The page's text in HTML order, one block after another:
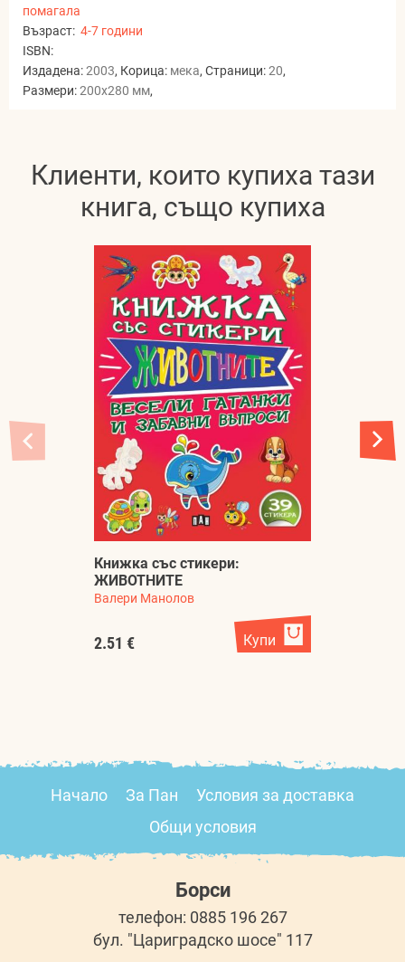
помагала
Възраст: 4-7 години
ISBN:
Издадена:2003, Корица: мека, Страници:20,
Размери:200x280 мм,
Клиенти, които купиха тази
книга, също купиха
Книжка със стикери:
ЖИВОТНИТЕ
Валери Манолов
2.51 € Купи
Начало За Пан
Условия за доставка
Общи условия
Борси
телефон: 0885 196 267
бул. "Цариградско шосе" 117